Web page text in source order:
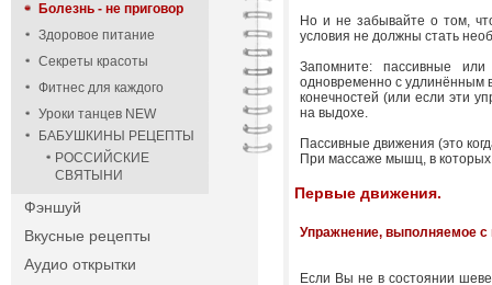
Болезнь - не приговор
Здоровое питание
Секреты красоты
Фитнес для каждого
Уроки танцев NEW
БАБУШКИНЫ РЕЦЕПТЫ
РОССИЙСКИЕ
СВЯТЫНИ
Фэншуй
Вкусные рецепты
Аудио открытки
Но и не забывайте о том,
условия не должны стать
Запомните: пассивные
одновременно с удлинённым
конечностей (или если эти
на выдохе.
Пассивные движения (это
При массаже мышц, в
Первые движения.
Упражнение, выполняемое
Если Вы не в состоянии